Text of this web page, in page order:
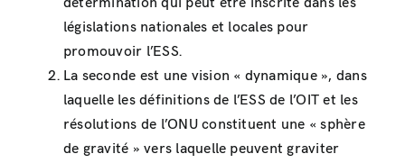
législations nationales et locales pour
promouvoir l’ESS.
La seconde est une vision « dynamique », dans
laquelle les définitions de l’ESS de l’OIT et les
résolutions de l’ONU constituent une « sphère
de gravité » vers laquelle peuvent graviter